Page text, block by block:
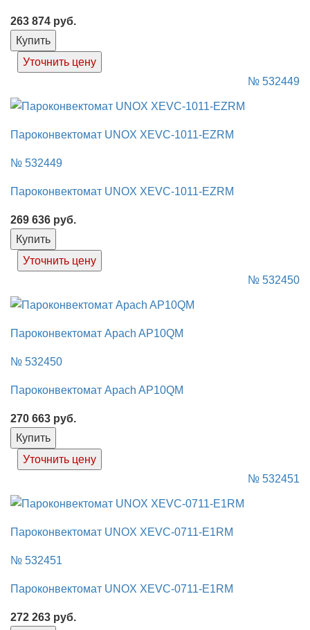
263 874 руб.
Купить
Уточнить цену
№ 532449
Пароконвектомат UNOX XEVC-1011-EZRM
№ 532449
Пароконвектомат UNOX XEVC-1011-EZRM
269 636 руб.
Купить
Уточнить цену
№ 532450
Пароконвектомат Apach AP10QM
№ 532450
Пароконвектомат Apach AP10QM
270 663 руб.
Купить
Уточнить цену
№ 532451
Пароконвектомат UNOX XEVC-0711-E1RM
№ 532451
Пароконвектомат UNOX XEVC-0711-E1RM
272 263 руб.